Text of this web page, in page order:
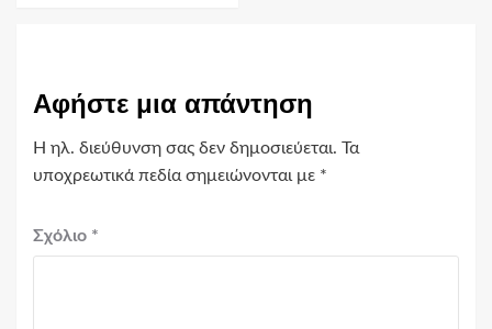
Αφήστε μια απάντηση
Η ηλ. διεύθυνση σας δεν δημοσιεύεται. Τα
υποχρεωτικά πεδία σημειώνονται με *
Σχόλιο *